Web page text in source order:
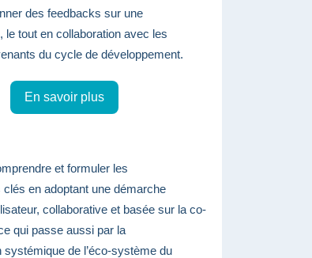
des feedbacks sur une
le tout en collaboration avec les
du cycle de développement.
En savoir plus
et formuler les
clés en adoptant une démarche
collaborative et basée sur la co-
qui passe aussi par la
systémique de l’éco-système du